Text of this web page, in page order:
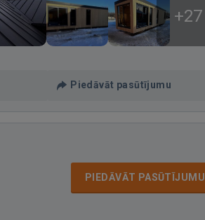
+27
Piedāvāt pasūtījumu
PIEDĀVĀT PASŪTĪJUMU